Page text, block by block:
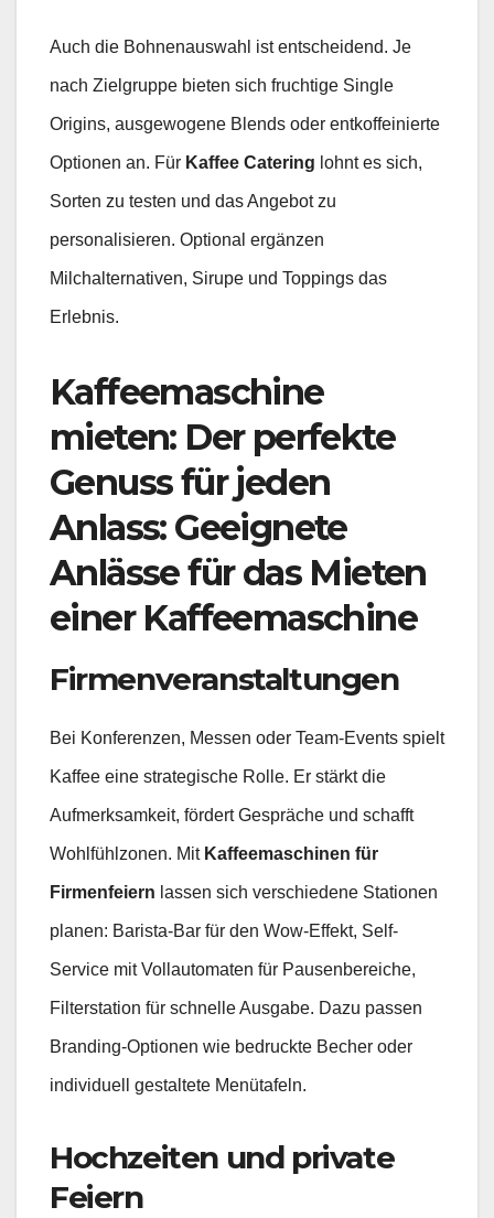
Auch die Bohnenauswahl ist entscheidend. Je
nach Zielgruppe bieten sich fruchtige Single
Origins, ausgewogene Blends oder entkoffeinierte
Optionen an. Für Kaffee Catering lohnt es sich,
Sorten zu testen und das Angebot zu
personalisieren. Optional ergänzen
Milchalternativen, Sirupe und Toppings das
Erlebnis.
Kaffeemaschine
mieten: Der perfekte
Genuss für jeden
Anlass: Geeignete
Anlässe für das Mieten
einer Kaffeemaschine
Firmenveranstaltungen
Bei Konferenzen, Messen oder Team-Events spielt
Kaffee eine strategische Rolle. Er stärkt die
Aufmerksamkeit, fördert Gespräche und schafft
Wohlfühlzonen. Mit Kaffeemaschinen für
Firmenfeiern lassen sich verschiedene Stationen
planen: Barista-Bar für den Wow-Effekt, Self-
Service mit Vollautomaten für Pausenbereiche,
Filterstation für schnelle Ausgabe. Dazu passen
Branding-Optionen wie bedruckte Becher oder
individuell gestaltete Menütafeln.
Hochzeiten und private
Feiern